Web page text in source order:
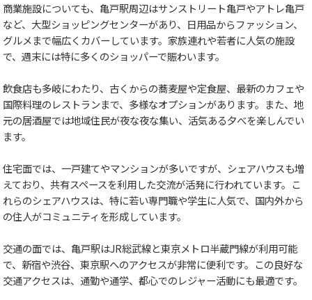
商業施設についても、亀戸駅周辺はサンストリート亀戸やアトレ亀戸
など、大型ショッピングセンターがあり、日用品からファッション、
グルメまで幅広くカバーしています。家族連れや若者に人気の施設
で、週末には特に多くのショッパーで賑わいます。
飲食店も多岐にわたり、古くからの蕎麦屋や定食屋、最新のカフェや
国際料理のレストランまで、多様なオプションがあります。また、地
元の居酒屋では地域住民が夜な夜な集い、活気ある夕べを楽しんでい
ます。
住宅面では、一戸建てやマンションが多いですが、シェアハウスも増
えており、共有スペースを利用した交流が活発に行われています。こ
れらのシェアハウスは、特に若い専門職や学生に人気で、国内外から
の住人がコミュニティを形成しています。
交通の面では、亀戸駅はJR総武線と東京メトロ半蔵門線が利用可能
で、新宿や渋谷、東京駅へのアクセスが非常に便利です。この良好な
交通アクセスは、通勤や通学、都心でのレジャー活動にも最適です。